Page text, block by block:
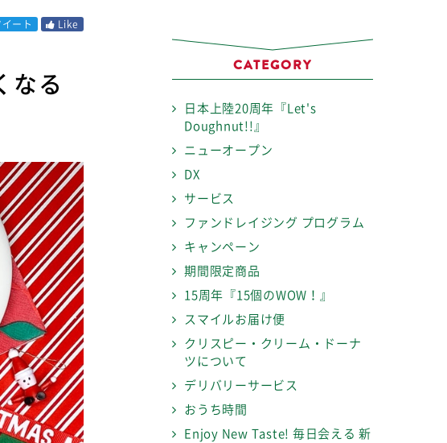
イート Like
なる
CATEGORY
日本上陸20周年『Let's
Doughnut!!』
ニューオープン
DX
サービス
ファンドレイジング プログラム
キャンペーン
期間限定商品
15周年『15個のWOW！』
スマイルお届け便
クリスピー・クリーム・ドーナ
ツについて
デリバリーサービス
おうち時間
Enjoy New Taste! 毎日会える 新